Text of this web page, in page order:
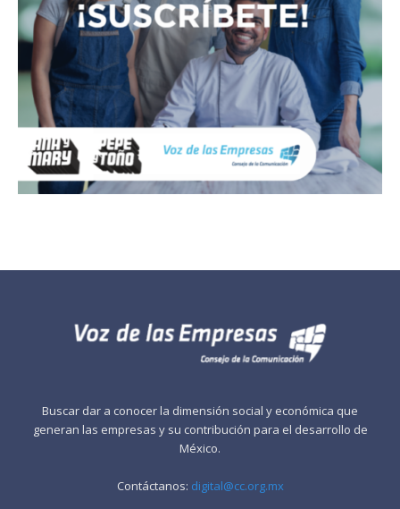
Buscar dar a conocer la dimensión social y económica que
generan las empresas y su contribución para el desarrollo de
México.
Contáctanos: digital@cc.org.mx